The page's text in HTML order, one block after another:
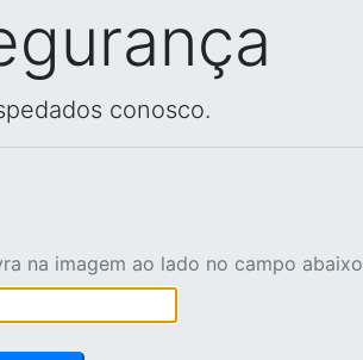
conosco.
na imagem ao lado no campo abaixo